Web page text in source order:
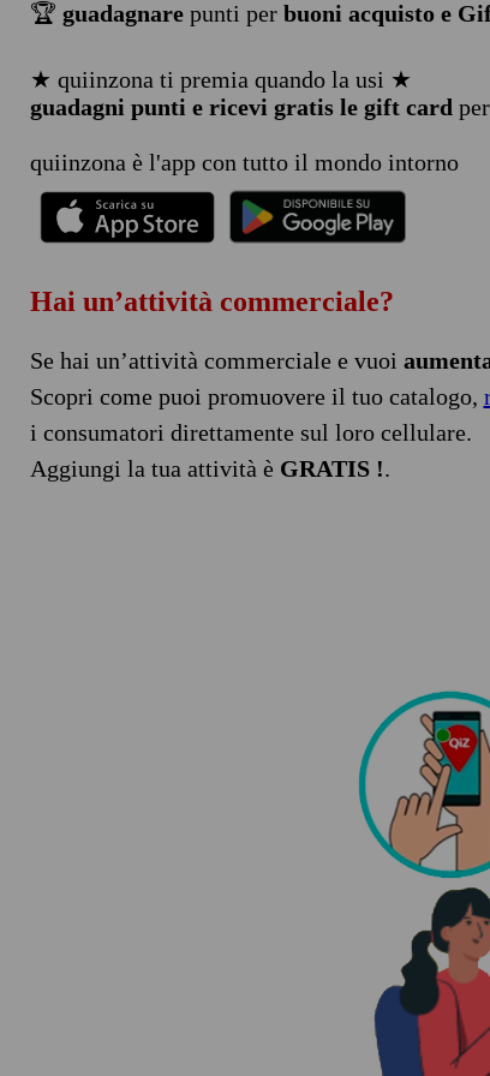
🏆 guadagnarepunti per buoni acquisto e
★ quiinzona ti premia quando la usi ★
guadagni punti e ricevi gratis le gift card
quiinzona è l'app con tutto il mondo intorno
Hai un’attività commerciale?
Se hai un’attività commerciale e vuoi
Scopri come puoi promuovere il tuo catalogo,
i consumatori direttamente sul loro cellulare.
Aggiungi la tua attività è GRATIS !.